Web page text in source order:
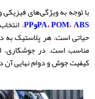
با توجه به ویژگی‌های
PA،POM،ABS وPP،
حیاتی است.هر پلاستیک به
مناسب است. در جوشکاری،
کیفیت جوش و دوام نهایی آن